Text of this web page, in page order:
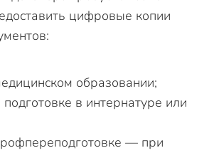
цифровые копии
образовании;
в интернатуре или
— при